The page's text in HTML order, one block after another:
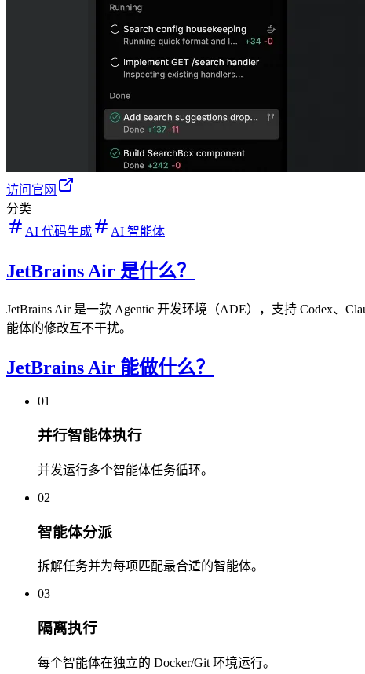
访问官网
分类
AI 代码生成
AI 智能体
JetBrains Air 是什么？
JetBrains Air 是一款 Agentic 开发环境（ADE），支持 Codex、
能体的修改互不干扰。
JetBrains Air 能做什么？
01
并行智能体执行
并发运行多个智能体任务循环。
02
智能体分派
拆解任务并为每项匹配最合适的智能体。
03
隔离执行
每个智能体在独立的 Docker/Git 环境运行。